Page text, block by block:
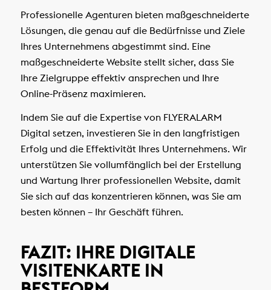
Professionelle Agenturen bieten maßgeschneiderte
Lösungen, die genau auf die Bedürfnisse und Ziele
Ihres Unternehmens abgestimmt sind. Eine
maßgeschneiderte Website stellt sicher, dass Sie
Ihre Zielgruppe effektiv ansprechen und Ihre
Online-Präsenz maximieren.
Indem Sie auf die Expertise von FLYERALARM
Digital setzen, investieren Sie in den langfristigen
Erfolg und die Effektivität Ihres Unternehmens. Wir
unterstützen Sie vollumfänglich bei der Erstellung
und Wartung Ihrer professionellen Website, damit
Sie sich auf das konzentrieren können, was Sie am
besten können – Ihr Geschäft führen.
FAZIT: IHRE DIGITALE
VISITENKARTE IN